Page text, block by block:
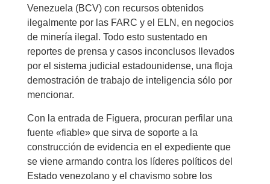
Venezuela (BCV) con recursos obtenidos
ilegalmente por las FARC y el ELN, en negocios
de minería ilegal. Todo esto sustentado en
reportes de prensa y casos inconclusos llevados
por el sistema judicial estadounidense, una floja
demostración de trabajo de inteligencia sólo por
mencionar.
Con la entrada de Figuera, procuran perfilar una
fuente «fiable» que sirva de soporte a la
construcción de evidencia en el expediente que
se viene armando contra los líderes políticos del
Estado venezolano y el chavismo sobre los